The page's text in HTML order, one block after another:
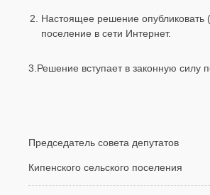
Настоящее решение опубликовать
поселение в сети Интернет.
3.Решение вступает в законную силу
Председатель совета депутатов
Кипенского